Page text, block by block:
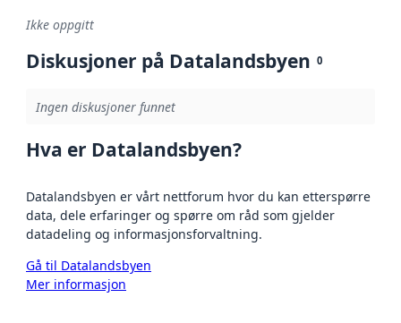
Ikke oppgitt
Diskusjoner på Datalandsbyen 0
Ingen diskusjoner funnet
Hva er Datalandsbyen?
Datalandsbyen er vårt nettforum hvor du kan etterspørre
data, dele erfaringer og spørre om råd som gjelder
datadeling og informasjonsforvaltning.
Gå til Datalandsbyen
Mer informasjon